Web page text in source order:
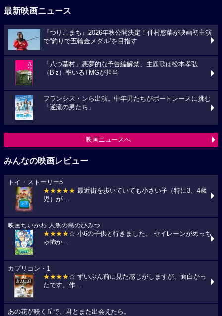
最新映画ニュース
『つりこまち』2026年秋公開決定！仲村悠菜が映画初主演
で“釣りで五輪金メダル”を目指す
「八つ墓村」悪夢的な予告編解禁、主題歌は松本孝弘
（B’z）率いるTMGが担当
フランシス・ンら出演。中年男たちがボートレースに挑む
「逆流の男たち」
映画ニュースへ
みんなの映画レビュー
トイ・ストーリー5
★★★★★ 最近街を歩いていても小さい子（特に3、4歳
児）がi...
映画ちいかわ 人魚の島のひみつ
★★★★☆ 小6の子供と行きました。 セイレーンがめっち
ゃ怖か...
カプリコン・1
★★★★☆ ずいぶん前に見た感じがしますが、面白かっ
たです。作...
あの花が咲く丘で、君とまた出会えたら。